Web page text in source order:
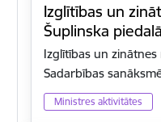
Izglītības un
Šuplinska
Izglītības un
Sadarbības
Ministres aktivitātes